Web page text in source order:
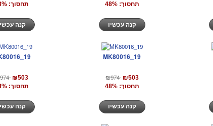
תחסוך: 48%
תחסוך: 48%
קנה עכשיו
₪503
תחסוך: 48%
MK80016_19
₪974 ₪503
תחסוך: 48%
קנה עכשיו